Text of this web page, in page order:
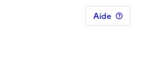
Aide